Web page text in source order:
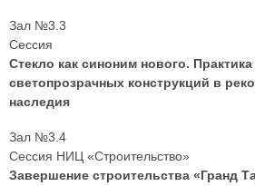
Зал №3.3
Сессия
Стекло как синоним нового.
светопрозрачных конструкций в
наследия
Зал №3.4
Сессия НИЦ «Строительство»
Завершение строительства «Гранд